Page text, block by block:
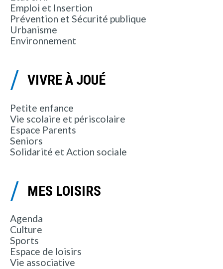
Emploi et Insertion
Prévention et Sécurité publique
Urbanisme
Environnement
VIVRE À JOUÉ
Petite enfance
Vie scolaire et périscolaire
Espace Parents
Seniors
Solidarité et Action sociale
MES LOISIRS
Agenda
Culture
Sports
Espace de loisirs
Vie associative